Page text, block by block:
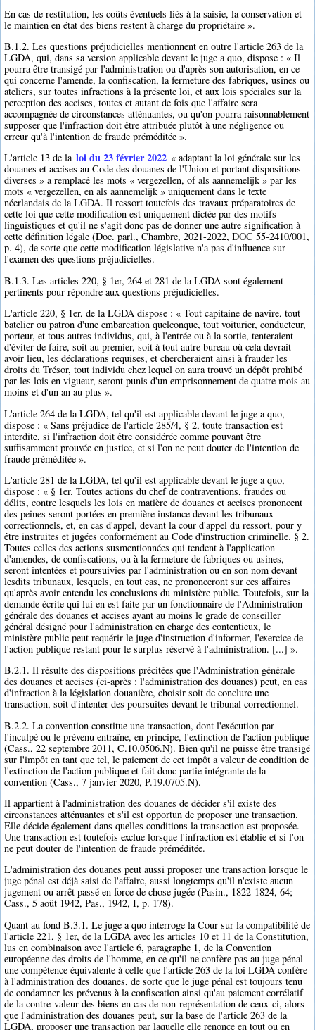
En cas de restitution, les coûts éventuels liés à la saisie, la conservation et
le maintien en état des biens restent à charge du propriétaire ».
B.1.2. Les questions préjudicielles mentionnent en outre l'article 263 de la
LGDA, qui, dans sa version applicable devant le juge a quo, dispose : « Il
pourra être transigé par l'administration ou d'après son autorisation, en ce
qui concerne l'amende, la confiscation, la fermeture des fabriques, usines ou
ateliers, sur toutes infractions à la présente loi, et aux lois spéciales sur la
perception des accises, toutes et autant de fois que l'affaire sera
accompagnée de circonstances atténuantes, ou qu'on pourra raisonnablement
supposer que l'infraction doit être attribuée plutôt à une négligence ou
erreur qu'à l'intention de fraude préméditée ».
L'article 13 de la loi du 23 février 2022 « adaptant la loi générale sur les
douanes et accises au Code des douanes de l'Union et portant dispositions
diverses » a remplacé les mots « vergezellen, of als aannemelijk » par les
mots « vergezellen, en als aannemelijk » uniquement dans le texte
néerlandais de la LGDA. Il ressort toutefois des travaux préparatoires de
cette loi que cette modification est uniquement dictée par des motifs
linguistiques et qu'il ne s'agit donc pas de donner une autre signification à
cette définition légale (Doc. parl., Chambre, 2021-2022, DOC 55-2410/001,
p. 4), de sorte que cette modification législative n'a pas d'influence sur
l'examen des questions préjudicielles.
B.1.3. Les articles 220, § 1er, 264 et 281 de la LGDA sont également
pertinents pour répondre aux questions préjudicielles.
L'article 220, § 1er, de la LGDA dispose : « Tout capitaine de navire, tout
batelier ou patron d'une embarcation quelconque, tout voiturier, conducteur,
porteur, et tous autres individus, qui, à l'entrée ou à la sortie, tenteraient
d'éviter de faire, soit au premier, soit à tout autre bureau où cela devrait
avoir lieu, les déclarations requises, et chercheraient ainsi à frauder les
droits du Trésor, tout individu chez lequel on aura trouvé un dépôt prohibé
par les lois en vigueur, seront punis d'un emprisonnement de quatre mois au
moins et d'un an au plus ».
L'article 264 de la LGDA, tel qu'il est applicable devant le juge a quo,
dispose : « Sans préjudice de l'article 285/4, § 2, toute transaction est
interdite, si l'infraction doit être considérée comme pouvant être
suffisamment prouvée en justice, et si l'on ne peut douter de l'intention de
fraude préméditée ».
L'article 281 de la LGDA, tel qu'il est applicable devant le juge a quo,
dispose : « § 1er. Toutes actions du chef de contraventions, fraudes ou
délits, contre lesquels les lois en matière de douanes et accises prononcent
des peines seront portées en première instance devant les tribunaux
correctionnels, et, en cas d'appel, devant la cour d'appel du ressort, pour y
être instruites et jugées conformément au Code d'instruction criminelle. § 2.
Toutes celles des actions susmentionnées qui tendent à l'application
d'amendes, de confiscations, ou à la fermeture de fabriques ou usines,
seront intentées et poursuivies par l'administration ou en son nom devant
lesdits tribunaux, lesquels, en tout cas, ne prononceront sur ces affaires
qu'après avoir entendu les conclusions du ministère public. Toutefois, sur la
demande écrite qui lui en est faite par un fonctionnaire de l'Administration
générale des douanes et accises ayant au moins le grade de conseiller
général désigné pour l'administration en charge des contentieux, le
ministère public peut requérir le juge d'instruction d'informer, l'exercice de
l'action publique restant pour le surplus réservé à l'administration. [...] ».
B.2.1. Il résulte des dispositions précitées que l'Administration générale
des douanes et accises (ci-après : l'administration des douanes) peut, en cas
d'infraction à la législation douanière, choisir soit de conclure une
transaction, soit d'intenter des poursuites devant le tribunal correctionnel.
B.2.2. La convention constitue une transaction, dont l'exécution par
l'inculpé ou le prévenu entraîne, en principe, l'extinction de l'action publique
(Cass., 22 septembre 2011, C.10.0506.N). Bien qu'il ne puisse être transigé
sur l'impôt en tant que tel, le paiement de cet impôt a valeur de condition de
l'extinction de l'action publique et fait donc partie intégrante de la
convention (Cass., 7 janvier 2020, P.19.0705.N).
Il appartient à l'administration des douanes de décider s'il existe des
circonstances atténuantes et s'il est opportun de proposer une transaction.
Elle décide également dans quelles conditions la transaction est proposée.
Une transaction est toutefois exclue lorsque l'infraction est établie et si l'on
ne peut douter de l'intention de fraude préméditée.
L'administration des douanes peut aussi proposer une transaction lorsque le
juge pénal est déjà saisi de l'affaire, aussi longtemps qu'il n'existe aucun
jugement ou arrêt passé en force de chose jugée (Pasin., 1822-1824, 64;
Cass., 5 août 1942, Pas., 1942, I, p. 178).
Quant au fond B.3.1. Le juge a quo interroge la Cour sur la compatibilité de
l'article 221, § 1er, de la LGDA avec les articles 10 et 11 de la Constitution,
lus en combinaison avec l'article 6, paragraphe 1, de la Convention
européenne des droits de l'homme, en ce qu'il ne confère pas au juge pénal
une compétence équivalente à celle que l'article 263 de la loi LGDA confère
à l'administration des douanes, de sorte que le juge pénal est toujours tenu
de condamner les prévenus à la confiscation ainsi qu'au paiement corrélatif
de la contre-valeur des biens en cas de non-représentation de ceux-ci, alors
que l'administration des douanes peut, sur la base de l'article 263 de la
LGDA, proposer une transaction par laquelle elle renonce en tout ou en